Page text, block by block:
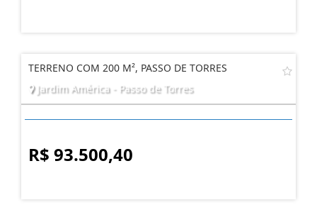
TERRENO COM 200 M², PASSO DE TORRES
Jardim América - Passo de Torres
R$ 93.500,40